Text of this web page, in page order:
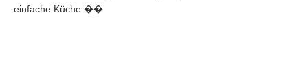
einfache Küche ��